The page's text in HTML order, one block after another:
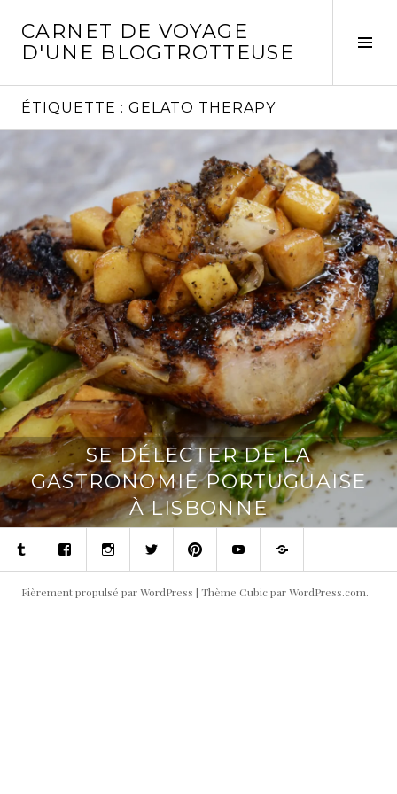
contenu
CARNET DE VOYAGE
D'UNE BLOGTROTTEUSE
ÉTIQUETTE : GELATO THERAPY
SE DÉLECTER DE LA
GASTRONOMIE PORTUGUAISE
À LISBONNE
TumblrFacebookInstagramTwitterPinterestYoutubeContact
Fièrement propulsé par WordPress | Thème Cubic parWordPress.com.